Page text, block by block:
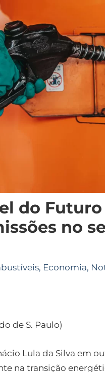
do
no
, Economia,
de S. Paulo)
Lula da Silva em
na transição